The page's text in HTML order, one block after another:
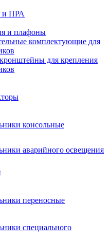
и ПРА
и плафоны
комплектующие для
для крепления
консольные
аварийного освещения
переносные
специального